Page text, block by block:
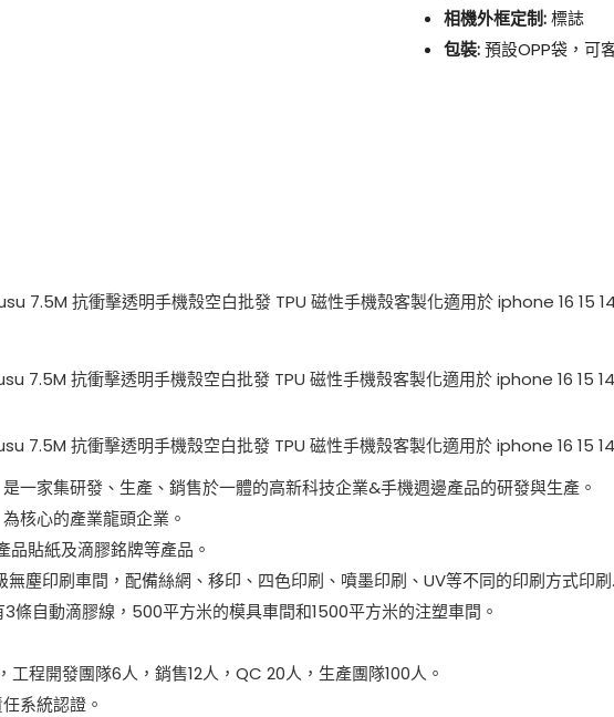
相機外框定制:標誌
包裝:預設OPP袋，可
一家集研發、生產、銷售於一體的高新科技企業&手機週邊產品的研發與生產。
核心的產業龍頭企業。
貼紙及滴膠銘牌等產品。
塵印刷車間，配備絲網、移印、四色印刷、噴墨印刷、UV等不同的印刷方式印
條自動滴膠線，500平方米的模具車間和1500平方米的注塑車間。
程開發團隊6人，銷售12人，QC 20人，生產團隊100人。
系統認證。